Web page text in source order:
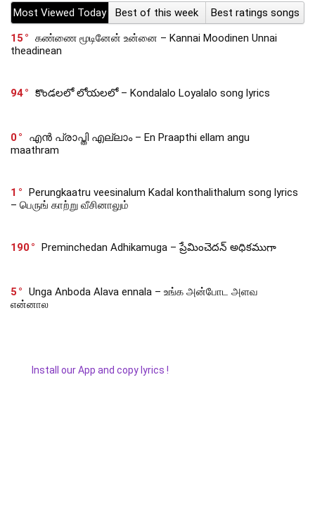
Most Viewed Today Best of this week
Best ratings songs
15
கண்ணை மூடினேன் உன்னை – Kannai Moodinen Unnai
theadinean
94 కొండలలో లోయలలో – Kondalalo Loyalalo song lyrics
0
എൻ പ്രാപ്തി എല്ലാം – En Praapthi ellam angu
maathram
1
Perungkaatru veesinalum Kadal konthalithalum song lyrics
– பெருங் காற்று வீசினாலும்
190 Preminchedan Adhikamuga – ప్రేమించెదన్ అధికముగా
5
Unga Anboda Alava ennala – உங்க அன்போட அளவ
என்னால
Install our App and copy lyrics !